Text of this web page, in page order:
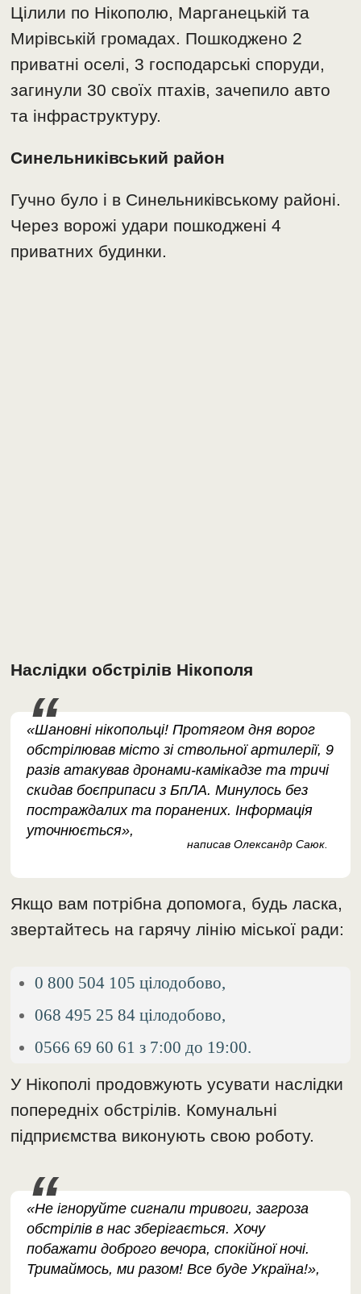
Цілили по Нікополю, Марганецькій та
Мирівській громадах. Пошкоджено 2
приватні оселі, 3 господарські споруди,
загинули 30 своїх птахів, зачепило авто
та інфраструктуру.
Синельниківський район
Гучно було і в Синельниківському районі.
Через ворожі удари пошкоджені 4
приватних будинки.
Наслідки обстрілів Нікополя
«Шановні нікопольці! Протягом дня ворог
обстрілював місто зі ствольної артилерії, 9
разів атакував дронами-камікадзе та тричі
скидав боєприпаси з БпЛА. Минулось без
постраждалих та поранених. Інформація
уточнюється»,
написав Олександр Саюк.
Якщо вам потрібна допомога, будь ласка,
звертайтесь на гарячу лінію міської ради:
0 800 504 105 цілодобово,
068 495 25 84 цілодобово,
0566 69 60 61 з 7:00 до 19:00.
У Нікополі продовжують усувати наслідки
попередніх обстрілів. Комунальні
підприємства виконують свою роботу.
«Не ігноруйте сигнали тривоги, загроза
обстрілів в нас зберігається. Хочу
побажати доброго вечора, спокійної ночі.
Тримаймось, ми разом! Все буде Україна!»,